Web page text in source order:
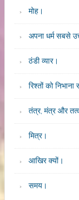
मोह।
अपना धर्म सबसे
ठंडी व्यार।
रिश्तों को निभाना
तंत्र, मंत्र और
मित्र।
आखिर क्यों।
समय।